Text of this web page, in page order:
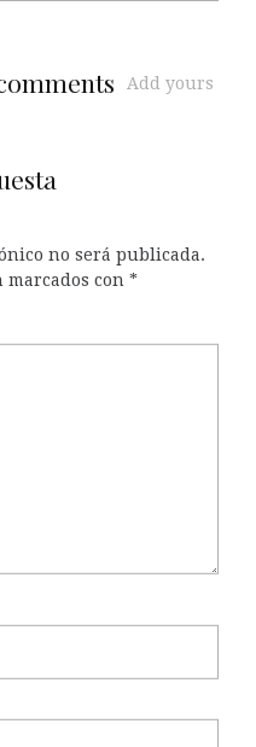
Add yours
no será publicada.
marcados con *